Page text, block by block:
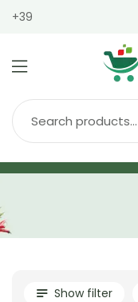
+39
Show filter